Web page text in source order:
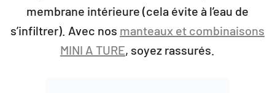
membrane intérieure (cela évite à l’eau de
s’infiltrer). Avec nos manteaux et combinaisons
MINI A TURE, soyez rassurés.